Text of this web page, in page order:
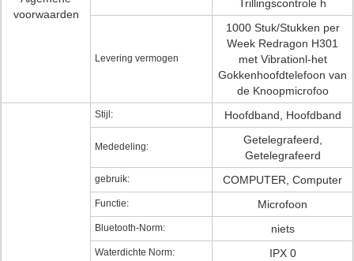
voorwaarden
Trillingscontrole h
Levering vermogen
1000 Stuk/Stukken per
Week Redragon H301
met Vibrationl-het
Gokkenhoofdtelefoon van
de Knoopmicrofoo
Stijl: Hoofdband, Hoofdband
Mededeling:
Getelegrafeerd,
Getelegrafeerd
gebruik: COMPUTER, Computer
Functie: Microfoon
Bluetooth-Norm: niets
Waterdichte Norm: IPX 0